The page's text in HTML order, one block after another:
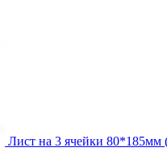
Лист на 3 ячейки 80*185мм